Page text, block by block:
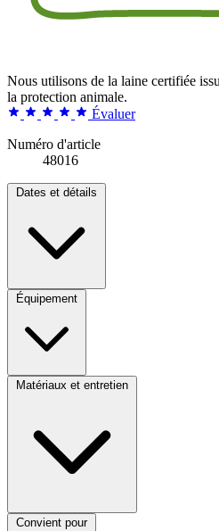
Nous utilisons de la laine certifiée
la protection animale.
Évaluer
Numéro d'article
48016
Dates et détails
Équipement
Matériaux et entretien
Convient pour